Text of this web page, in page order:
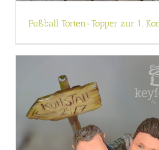
Fußball Torten-Topper zur 1.